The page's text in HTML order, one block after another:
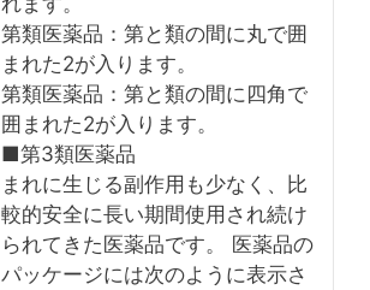
第類医薬品：第と類の間に丸で囲
まれた2が入ります。
第類医薬品：第と類の間に四角で
囲まれた2が入ります。
■第3類医薬品
まれに生じる副作用も少なく、比
較的安全に長い期間使用され続け
られてきた医薬品です。 医薬品の
パッケージには次のように表示さ